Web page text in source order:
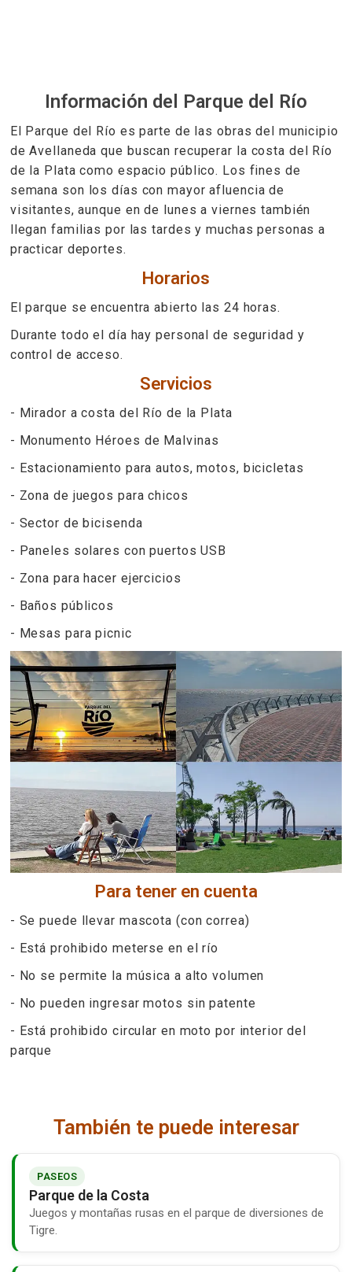
Información del Parque del Río
El Parque del Río es parte de las obras del municipio
de Avellaneda que buscan recuperar la costa del Río
de la Plata como espacio público. Los fines de
semana son los días con mayor afluencia de
visitantes, aunque en de lunes a viernes también
llegan familias por las tardes y muchas personas a
practicar deportes.
Horarios
El parque se encuentra abierto las 24 horas.
Durante todo el día hay personal de seguridad y
control de acceso.
Servicios
- Mirador a costa del Río de la Plata
- Monumento Héroes de Malvinas
- Estacionamiento para autos, motos, bicicletas
- Zona de juegos para chicos
- Sector de bicisenda
- Paneles solares con puertos USB
- Zona para hacer ejercicios
- Baños públicos
- Mesas para picnic
Para tener en cuenta
- Se puede llevar mascota (con correa)
- Está prohibido meterse en el río
- No se permite la música a alto volumen
- No pueden ingresar motos sin patente
- Está prohibido circular en moto por interior del
parque
También te puede interesar
PASEOS
Parque de la Costa
Juegos y montañas rusas en el parque de diversiones de
Tigre.